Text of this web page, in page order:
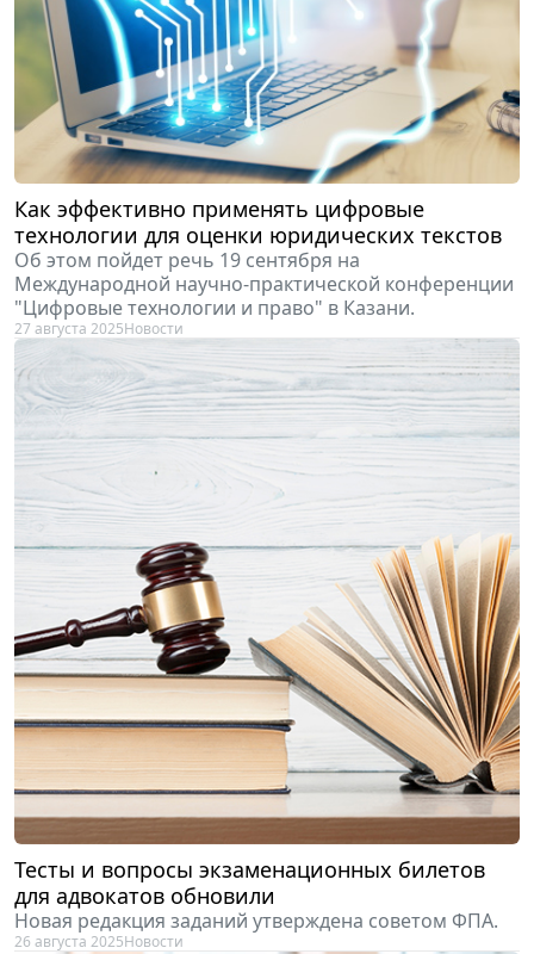
Как эффективно применять цифровые
технологии для оценки юридических текстов
Об этом пойдет речь 19 сентября на
Международной научно-практической конференции
"Цифровые технологии и право" в Казани.
27 августа 2025Новости
Тесты и вопросы экзаменационных билетов
для адвокатов обновили
Новая редакция заданий утверждена советом ФПА.
26 августа 2025Новости